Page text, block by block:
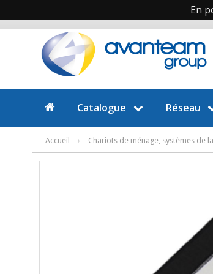
En
Catalogue Réseau
Accueil › Chariots de ménage, systèmes de